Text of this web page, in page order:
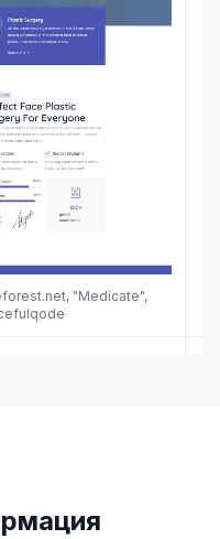
"Medicate",